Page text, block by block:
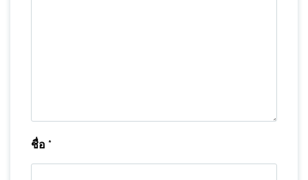
ชื่อ *